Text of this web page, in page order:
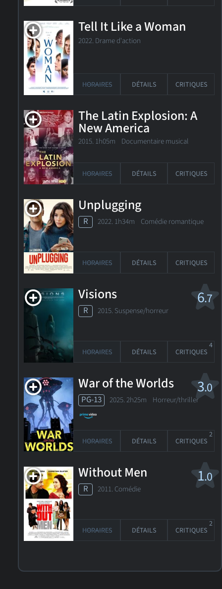
Tell It Like a Woman
2022. Drame d'action
HORAIRES DÉTAILS CRITIQUES
The Latin Explosion: A
New America
2015. 1h05m Documentaire musical
HORAIRES DÉTAILS CRITIQUES
Unplugging
R 2022. 1h34m Comédie romantique
HORAIRES DÉTAILS CRITIQUES
6.7
Visions
R 2015. Suspense/horreur
HORAIRES DÉTAILS CRITIQUES
4
3.0
War of the Worlds
PG-13 2025. 2h25m Horreur/thriller
HORAIRES DÉTAILS CRITIQUES
2
1.0
Without Men
R 2011. Comédie
HORAIRES DÉTAILS CRITIQUES
2